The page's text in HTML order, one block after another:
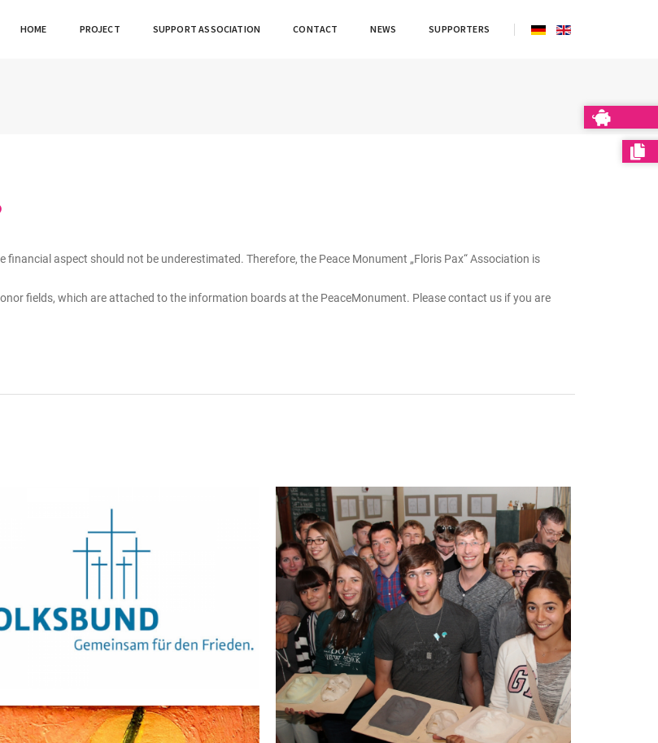
HOME PROJECT SUPPORT ASSOCIATION CONTACT NEWS SUPPORTERS
aspect should not be underestimated. Therefore, the Peace Monument „Floris Pax“ Association is
fields, which are attached to the information boards at the PeaceMonument. Please contact us if you are